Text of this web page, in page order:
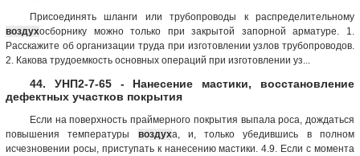
Присоединять шланги или трубопроводы к распределительному
воздухосборнику можно только при закрытой запорной арматуре. 1.
Расскажите об организации труда при изготовлении узлов трубопроводов.
2. Какова трудоемкость основных операций при изготовлении уз...
44. УНП2-7-65 - Нанесение мастики, восстановление
дефектных участков покрытия
Если на поверхность праймерного покрытия выпала роса, дождаться
повышения температуры воздуха, и, только убедившись в полном
исчезновении росы, приступать к нанесению мастики. 4.9. Если с момента